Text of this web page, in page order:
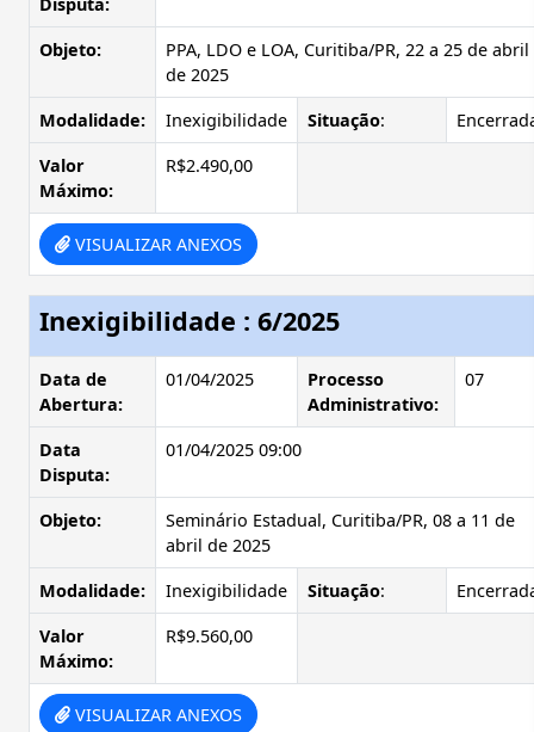
Objeto:
PPA, LDO e LOA, Curitiba/PR, 22 a 25 de abril
de 2025
Modalidade:
Inexigibilidade Situação:
Valor
Máximo:
R$2.490,00
VISUALIZAR ANEXOS
Inexigibilidade : 6/2025
Data de
Abertura:
01/04/2025
Processo
Administrativo:
07
Data
Disputa:
01/04/2025 09:00
Objeto:
Seminário Estadual, Curitiba/PR, 08 a 11 de
abril de 2025
Modalidade:
Inexigibilidade Situação:
Valor
Máximo:
R$9.560,00
VISUALIZAR ANEXOS